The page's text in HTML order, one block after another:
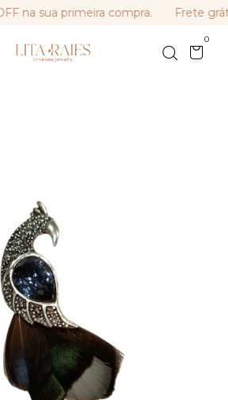
na sua primeira compra. Frete
0